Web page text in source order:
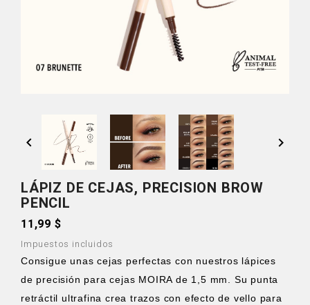
 
LÁPIZ DE CEJAS, PRECISION BROW
PENCIL
11,99 $
Impuestos incluidos
Consigue unas cejas perfectas con nuestros lápices
de precisión para cejas MOIRA de 1,5 mm. Su punta
retráctil ultrafina crea trazos con efecto de vello para